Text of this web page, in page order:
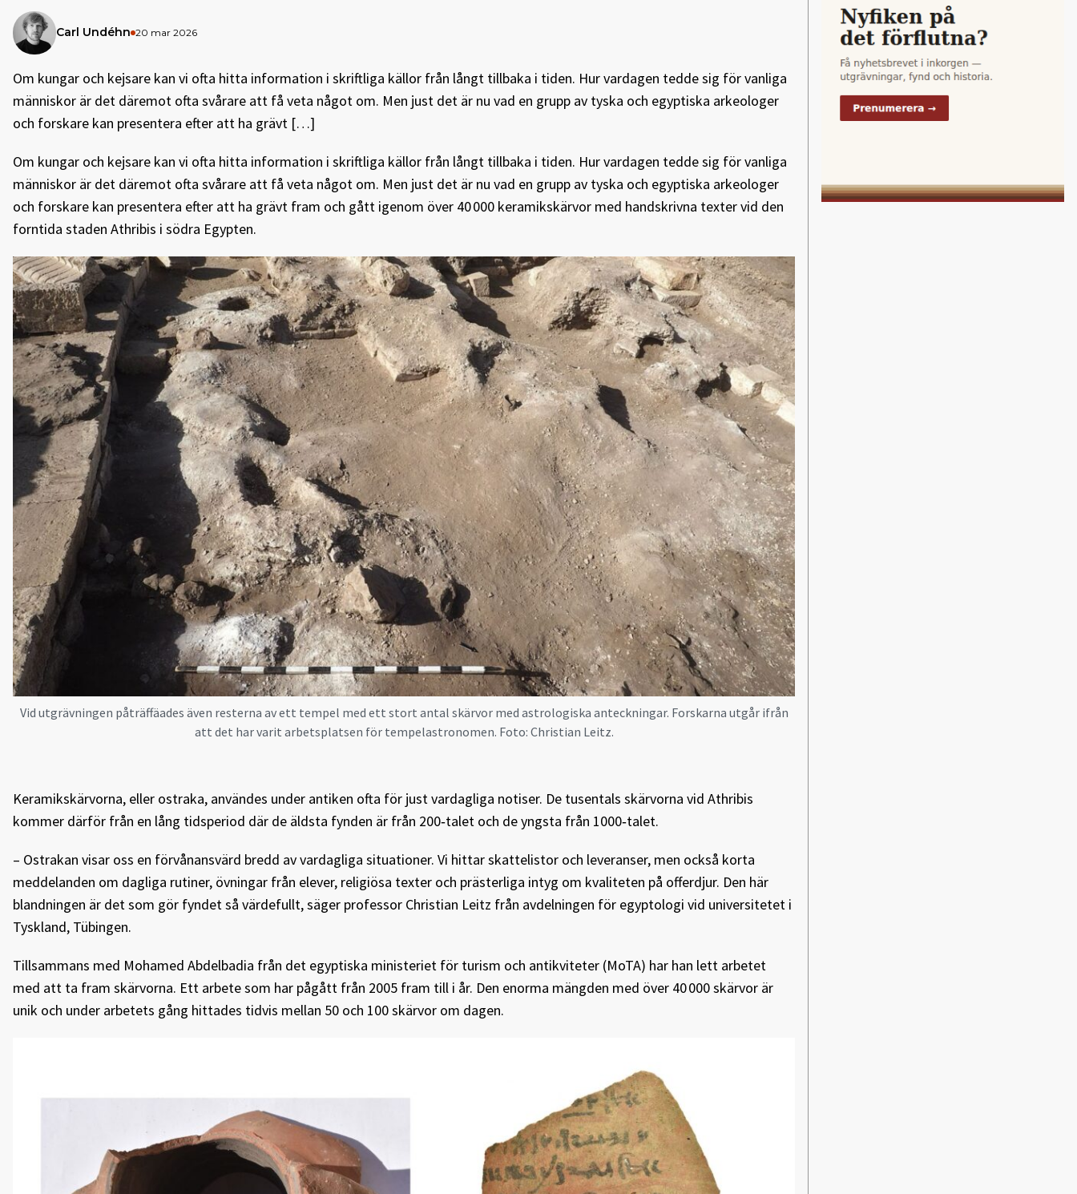
Carl Undéhn 20 mar 2026
Om kungar och kejsare kan vi ofta hitta information i skriftliga källor från långt tillbaka i tiden. Hur vardagen tedde sig för vanliga
människor är det däremot ofta svårare att få veta något om. Men just det är nu vad en grupp av tyska och egyptiska arkeologer
och forskare kan presentera efter att ha grävt […]
Om kungar och kejsare kan vi ofta hitta information i skriftliga källor från långt tillbaka i tiden. Hur vardagen tedde sig för vanliga
människor är det däremot ofta svårare att få veta något om. Men just det är nu vad en grupp av tyska och egyptiska arkeologer
och forskare kan presentera efter att ha grävt fram och gått igenom över 40 000 keramikskärvor med handskrivna texter vid den
forntida staden Athribis i södra Egypten.
Vid utgrävningen påträffäades även resterna av ett tempel med ett stort antal skärvor med astrologiska anteckningar. Forskarna utgår ifrån
att det har varit arbetsplatsen för tempelastronomen. Foto: Christian Leitz.
Keramikskärvorna, eller ostraka, användes under antiken ofta för just vardagliga notiser. De tusentals skärvorna vid Athribis
kommer därför från en lång tidsperiod där de äldsta fynden är från 200‑talet och de yngsta från 1000‑talet.
– Ostrakan visar oss en förvånansvärd bredd av vardagliga situationer. Vi hittar skattelistor och leveranser, men också korta
meddelanden om dagliga rutiner, övningar från elever, religiösa texter och prästerliga intyg om kvaliteten på offerdjur. Den här
blandningen är det som gör fyndet så värdefullt, säger professor Christian Leitz från avdelningen för egyptologi vid universitetet i
Tyskland, Tübingen.
Tillsammans med Mohamed Abdelbadia från det egyptiska ministeriet för turism och antikviteter (MoTA) har han lett arbetet
med att ta fram skärvorna. Ett arbete som har pågått från 2005 fram till i år. Den enorma mängden med över 40 000 skärvor är
unik och under arbetets gång hittades tidvis mellan 50 och 100 skärvor om dagen.